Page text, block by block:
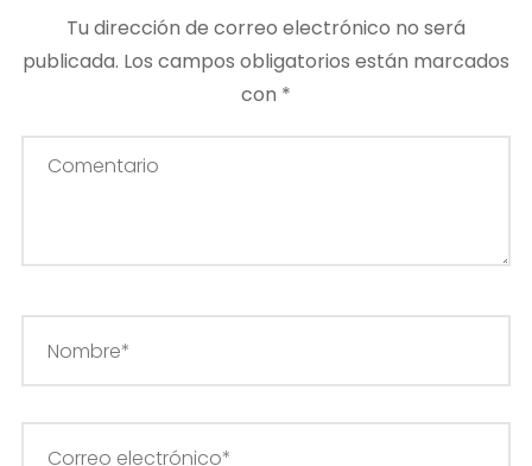
Tu dirección de correo electrónico no será
publicada. Los campos obligatorios están marcados
con *